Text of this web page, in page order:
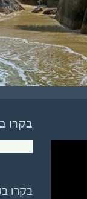
בקרו
בקרו